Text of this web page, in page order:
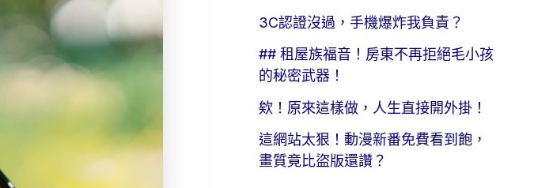
3C認證沒過，手機爆炸我負責？
## 租屋族福音！房東不再拒絕毛小孩
的秘密武器！
欸！原來這樣做，人生直接開外掛！
這網站太狠！動漫新番免費看到飽，
畫質竟比盜版還讚？